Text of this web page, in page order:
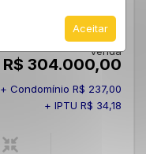
Aceitar
Venda
R$ 304.000,00
+ Condomínio R$ 237,00
+ IPTU R$ 34,18